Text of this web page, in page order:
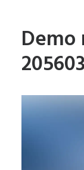
ESCRÍBENOS